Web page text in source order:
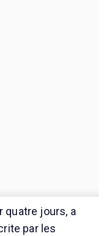
quatre jours, a
par les